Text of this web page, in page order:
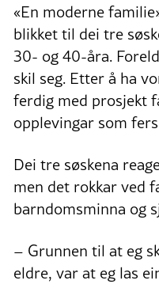
«En moderne
blikket til dei tre
30- og 40-åra.
skil seg. Etter å ha
ferdig med prosjekt
opplevingar som
Dei tre søskena
men det rokkar ved
barndomsminna og
– Grunnen til at eg
eldre, var at eg las